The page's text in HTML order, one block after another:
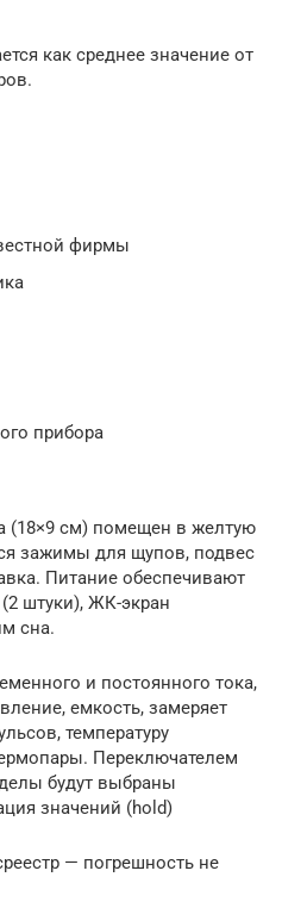
как среднее значение от
фирмы
прибора
(18×9 см) помещен в желтую
зажимы для щупов, подвес
Питание обеспечивают
штуки), ЖК-экран
сна.
и постоянного тока,
емкость, замеряет
температуру
Переключателем
будут выбраны
значений (hold)
— погрешность не